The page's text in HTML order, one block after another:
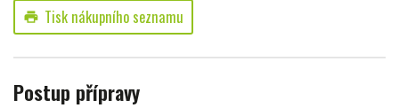
print Tisk nákupního seznamu
Postup přípravy